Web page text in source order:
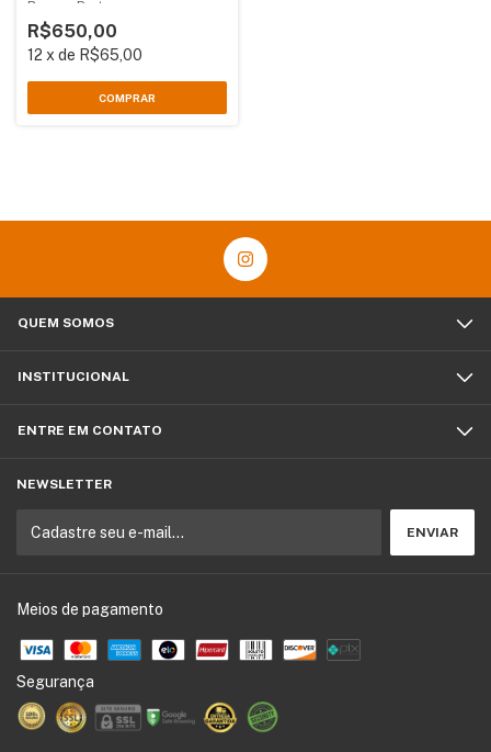
Branco Prata
R$650,00
12 x de R$65,00
QUEM SOMOS
INSTITUCIONAL
ENTRE EM CONTATO
NEWSLETTER
Meios de pagamento